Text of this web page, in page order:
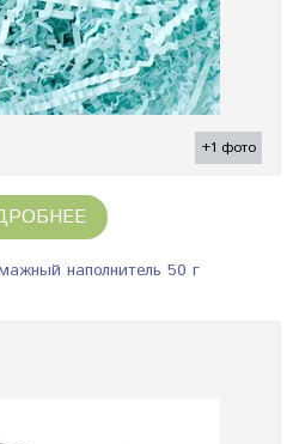
+1 фото
наполнитель 50 г